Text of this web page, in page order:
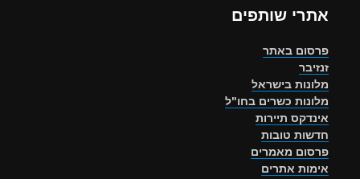
אתרי שותפים
פרסום באתר
זנזיבר
מלונות בישראל
מלונות כשרים בחו"ל
אינדקס תיירות
חדשות טובות
פרסום מאמרים
אימות אתרים